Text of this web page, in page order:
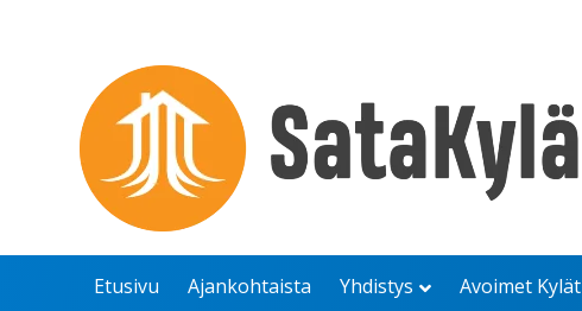
Etusivu Ajankohtaista Yhdistys Avoimet Kylät